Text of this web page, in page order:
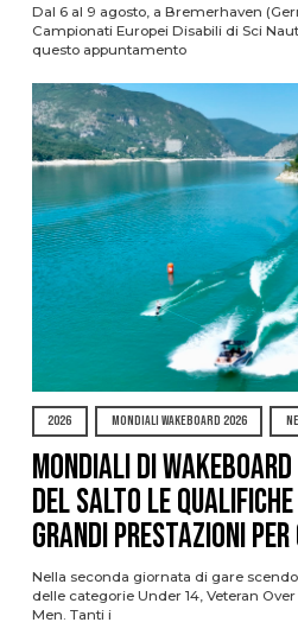
Dal 6 al 9 agosto, a Bremerhaven
Campionati Europei Disabili di Sci
questo appuntamento
2026 MONDIALI WAKEBOARD 2026
Mondiali di
del Salto le
grandi prestazioni
Nella seconda giornata di gare
delle categorie Under 14, Veteran
Men. Tanti i